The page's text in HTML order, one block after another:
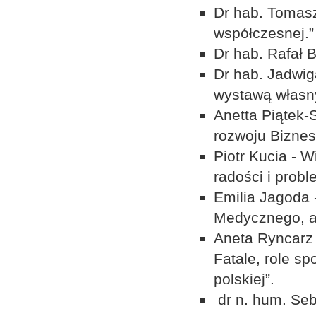
Dr hab.
współczesnej.”
Dr hab. Rafał
Dr hab.
wystawą
Anetta Piątek-
rozwoju
Piotr Kucia -
radości i
Emilia Jagoda
Medycznego,
Aneta
Fatale, role
polskiej”.
dr n. hum.